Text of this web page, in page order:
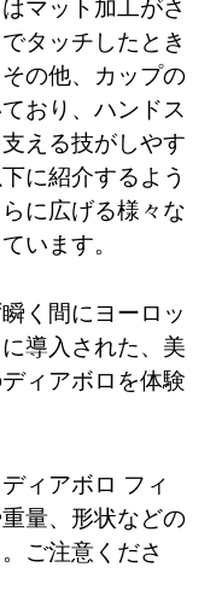
マット加工がさ
タッチしたとき
の他、カップの
おり、ハンドス
える技がしやす
に紹介するよう
に広げる様々な
います。
く間にヨーロッ
導入された、美
ィアボロを体験
ィアボロ フィ
量、形状などの
ご注意くださ